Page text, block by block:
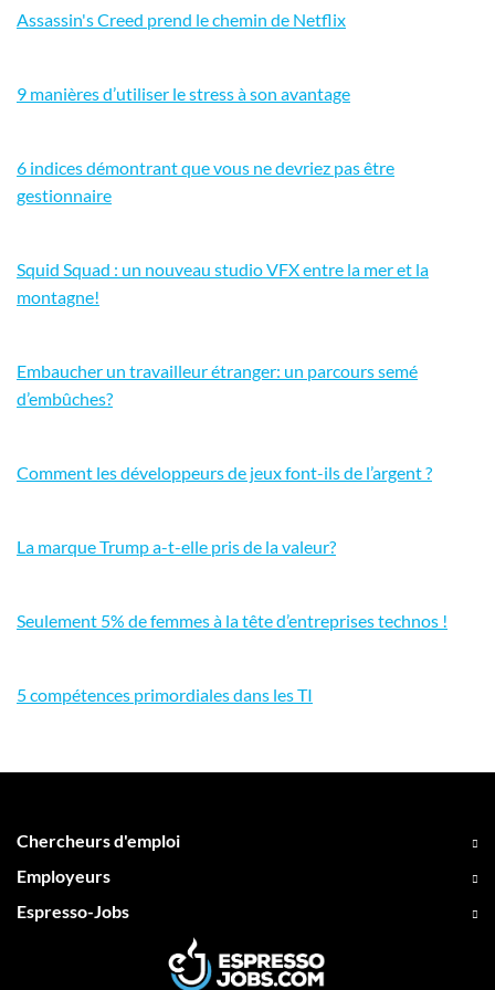
Assassin's Creed prend le chemin de Netflix
9 manières d’utiliser le stress à son avantage
6 indices démontrant que vous ne devriez pas être
gestionnaire
Squid Squad : un nouveau studio VFX entre la mer et la
montagne!
Embaucher un travailleur étranger: un parcours semé
d’embûches?
Comment les développeurs de jeux font-ils de l’argent ?
La marque Trump a-t-elle pris de la valeur?
Seulement 5% de femmes à la tête d’entreprises technos !
5 compétences primordiales dans les TI
Chercheurs d'emploi
Employeurs
Espresso-Jobs